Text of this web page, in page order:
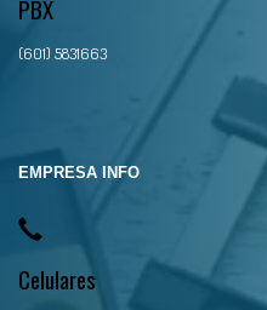
PBX
(601) 5831663
EMPRESA INFO
Celulares